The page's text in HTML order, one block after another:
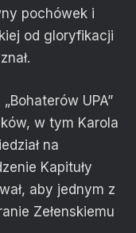
pochówek i
od gloryfikacji
UPA”
w tym Karola
na
Kapituły
aby jednym z
Zełenskiemu